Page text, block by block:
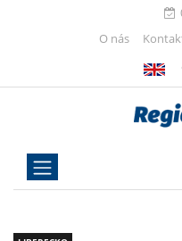
O nás